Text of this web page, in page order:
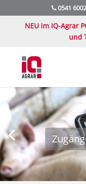
0541
NEU im IQ-Agrar
und